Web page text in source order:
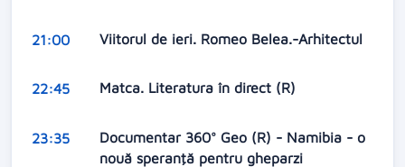
21:00 Viitorul de ieri. Romeo Belea.-Arhitectul
22:45 Matca. Literatura în direct (R)
23:35
Documentar 360° Geo (R) - Namibia - o
nouă speranţă pentru gheparzi